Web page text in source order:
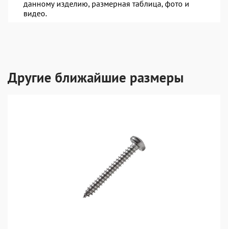
данному изделию, размерная таблица, фото и
видео.
Другие ближайшие размеры